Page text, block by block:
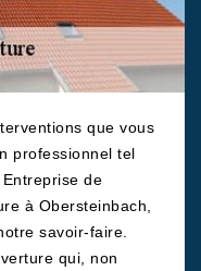
que vous
professionnel tel
de
à Obersteinbach,
savoir-faire.
qui, non